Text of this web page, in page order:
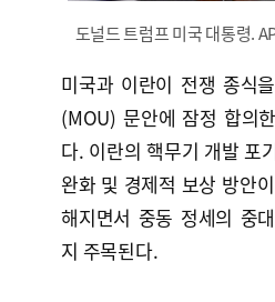
도널드 트럼프 미국 대통령.
미국과 이란이 전쟁 종식
(MOU) 문안에 잠정 합의
다. 이란의 핵무기 개발 포
완화 및 경제적 보상 방안
해지면서 중동 정세의 중
지 주목된다.